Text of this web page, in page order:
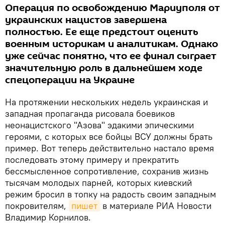
Операция по освобождению Мариуполя от
украинских нацистов завершена
полностью. Ее еще предстоит оценить
военным историкам и аналитикам. Однако
уже сейчас понятно, что ее финал сыграет
значительную роль в дальнейшем ходе
спецоперации на Украине
На протяжении нескольких недель украинская и
западная пропаганда рисовала боевиков
неонацистского "Азова" эдакими эпическими
героями, с которых все бойцы ВСУ должны брать
пример. Вот теперь действительно настало время
последовать этому примеру и прекратить
бессмысленное сопротивление, сохранив жизнь
тысячам молодых парней, которых киевский
режим бросил в топку на радость своим западным
покровителям, пишет в материале РИА Новости
Владимир Корнилов.